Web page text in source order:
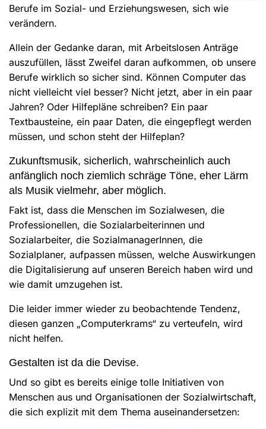
Berufe im Sozial- und Erziehungswesen, sich wie
verändern.
Allein der Gedanke daran, mit Arbeitslosen Anträge
auszufüllen, lässt Zweifel daran aufkommen, ob unsere
Berufe wirklich so sicher sind. Können Computer das
nicht vielleicht viel besser? Nicht jetzt, aber in ein paar
Jahren? Oder Hilfepläne schreiben? Ein paar
Textbausteine, ein paar Daten, die eingepflegt werden
müssen, und schon steht der Hilfeplan?
Zukunftsmusik, sicherlich, wahrscheinlich auch
anfänglich noch ziemlich schräge Töne, eher Lärm
als Musik vielmehr, aber möglich.
Fakt ist, dass die Menschen im Sozialwesen, die
Professionellen, die Sozialarbeiterinnen und
Sozialarbeiter, die SozialmanagerInnen, die
Sozialplaner, aufpassen müssen, welche Auswirkungen
die Digitalisierung auf unseren Bereich haben wird und
wie damit umzugehen ist.
Die leider immer wieder zu beobachtende Tendenz,
diesen ganzen „Computerkrams“ zu verteufeln, wird
nicht helfen.
Gestalten ist da die Devise.
Und so gibt es bereits einige tolle Initiativen von
Menschen aus und Organisationen der Sozialwirtschaft,
die sich explizit mit dem Thema auseinandersetzen: